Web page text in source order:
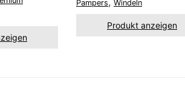
Pampers Windeln
Produkt anzeigen